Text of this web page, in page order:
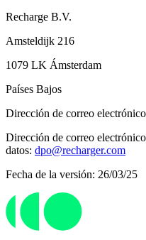
Recharge B.V.
Amsteldijk 216
1079 LK Ámsterdam
Países Bajos
Dirección de correo
Dirección de correo
datos: dpo@recharger.com
Fecha de la versión: 26/03/25